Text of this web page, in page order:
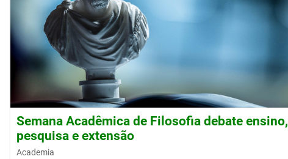
Semana Acadêmica de Filosofia debate ensino,
pesquisa e extensão
Academia